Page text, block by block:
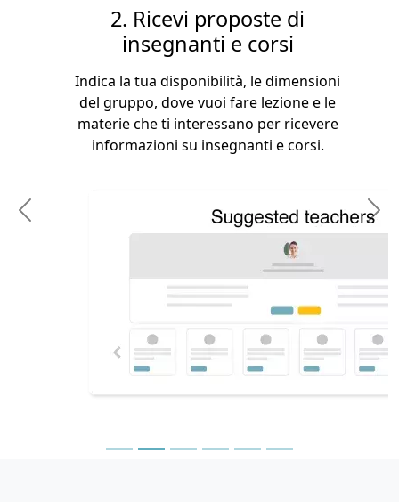
2. Ricevi proposte di
insegnanti e corsi
Indica la tua disponibilità, le dimensioni
del gruppo, dove vuoi fare lezione e le
materie che ti interessano per ricevere
informazioni su insegnanti e corsi.
Previous